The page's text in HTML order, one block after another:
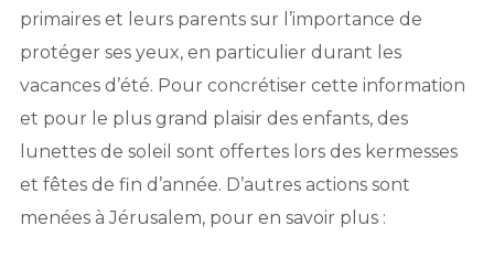
primaires et leurs parents sur l’importance de
protéger ses yeux, en particulier durant les
vacances d’été. Pour concrétiser cette information
et pour le plus grand plaisir des enfants, des
lunettes de soleil sont offertes lors des kermesses
et fêtes de fin d’année. D’autres actions sont
menées à Jérusalem, pour en savoir plus :